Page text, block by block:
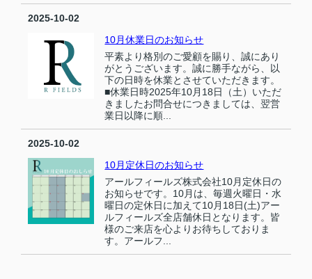
2025-10-02
10月休業日のお知らせ
平素より格別のご愛顧を賜り、誠にあり
がとうございます。誠に勝手ながら、以
下の日時を休業とさせていただきます。
■休業日時2025年10月18日（土）いただ
きましたお問合せにつきましては、翌営
業日以降に順...
2025-10-02
10月定休日のお知らせ
アールフィールズ株式会社10月定休日の
お知らせです。10月は、毎週火曜日・水
曜日の定休日に加えて10月18日(土)アー
ルフィールズ全店舗休日となります。皆
様のご来店を心よりお待ちしておりま
す。アールフ...